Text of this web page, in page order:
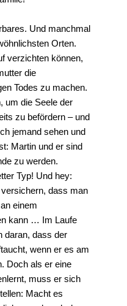
Und manchmal
Orten.
verzichten können,
die
Todes zu machen.
um die Seele der
zu befördern – und
jemand sehen und
Martin und er sind
zu werden.
Typ! Und hey:
dass man
einem
kann … Im Laufe
daran, dass der
wenn er es am
Doch als er eine
muss er sich
Macht es